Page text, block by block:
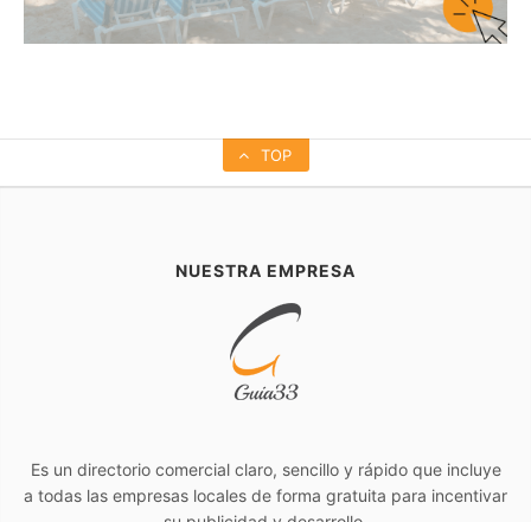
TOP
NUESTRA EMPRESA
Es un directorio comercial claro, sencillo y rápido que incluye
a todas las empresas locales de forma gratuita para incentivar